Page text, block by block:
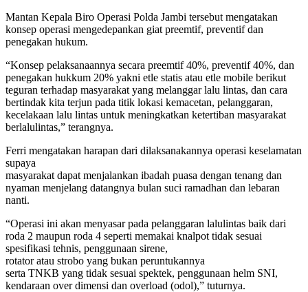
Mantan Kepala Biro Operasi Polda Jambi tersebut mengatakan
konsep operasi mengedepankan giat preemtif, preventif dan
penegakan hukum.
“Konsep pelaksanaannya secara preemtif 40%, preventif 40%, dan
penegakan hukkum 20% yakni etle statis atau etle mobile berikut
teguran terhadap masyarakat yang melanggar lalu lintas, dan cara
bertindak kita terjun pada titik lokasi kemacetan, pelanggaran,
kecelakaan lalu lintas untuk meningkatkan ketertiban masyarakat
berlalulintas,” terangnya.
Ferri mengatakan harapan dari dilaksanakannya operasi keselamatan
supaya
masyarakat dapat menjalankan ibadah puasa dengan tenang dan
nyaman menjelang datangnya bulan suci ramadhan dan lebaran
nanti.
“Operasi ini akan menyasar pada pelanggaran lalulintas baik dari
roda 2 maupun roda 4 seperti memakai knalpot tidak sesuai
spesifikasi tehnis, penggunaan sirene,
rotator atau strobo yang bukan peruntukannya
serta TNKB yang tidak sesuai spektek, penggunaan helm SNI,
kendaraan over dimensi dan overload (odol),” tuturnya.